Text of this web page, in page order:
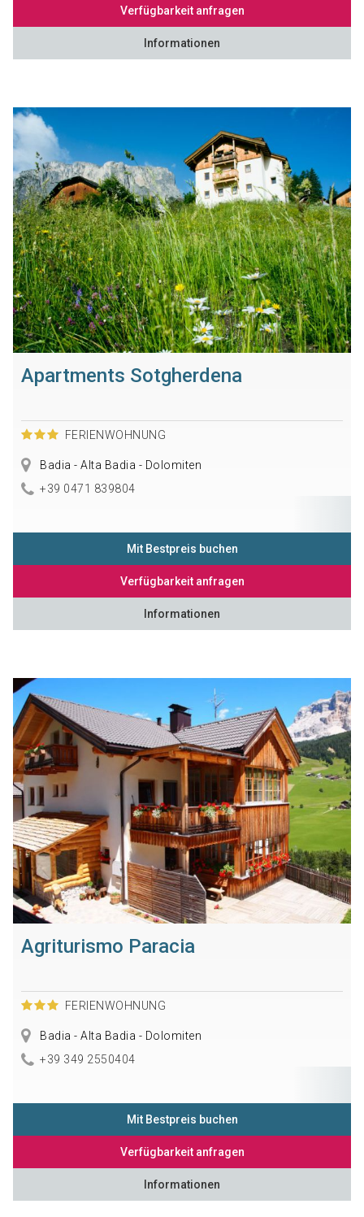
Verfügbarkeit anfragen
Informationen
Apartments Sotgherdena
FERIENWOHNUNG
Badia - Alta Badia - Dolomiten
+39 0471 839804
Mit Bestpreis buchen
Verfügbarkeit anfragen
Informationen
Agriturismo Paracia
FERIENWOHNUNG
Badia - Alta Badia - Dolomiten
+39 349 2550404
Mit Bestpreis buchen
Verfügbarkeit anfragen
Informationen